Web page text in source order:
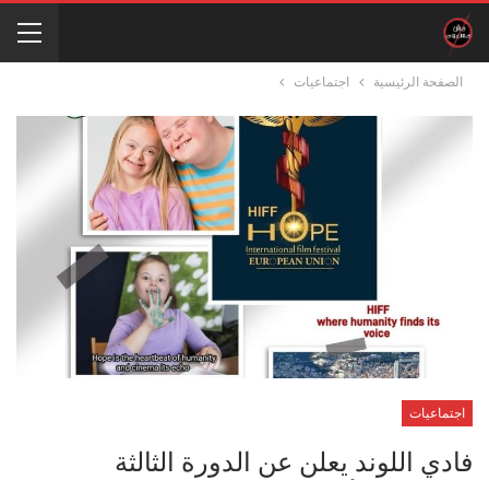
الصفحة الرئيسية اجتماعيات
اجتماعيات
فادي اللوند يعلن عن الدورة الثالثة